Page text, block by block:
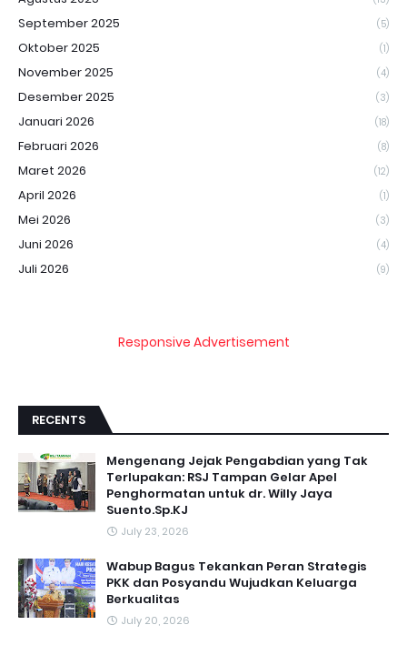
September 2025 (5)
Oktober 2025 (1)
November 2025 (4)
Desember 2025 (3)
Januari 2026 (18)
Februari 2026 (8)
Maret 2026 (12)
April 2026 (1)
Mei 2026 (3)
Juni 2026 (4)
Juli 2026 (9)
Responsive Advertisement
RECENTS
Mengenang Jejak Pengabdian yang Tak
Terlupakan: RSJ Tampan Gelar Apel
Penghormatan untuk dr. Willy Jaya
Suento.Sp.KJ
July 23, 2026
Wabup Bagus Tekankan Peran Strategis
PKK dan Posyandu Wujudkan Keluarga
Berkualitas
July 20, 2026